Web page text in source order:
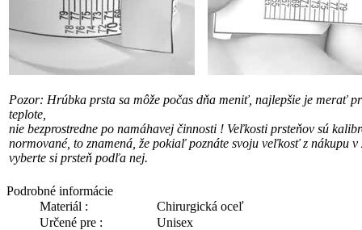
Pozor: Hrúbka prsta sa môže počas dňa meniť, najlepšie je merať
teplote,
nie bezprostredne po namáhavej činnosti ! Veľkosti prsteňov sú
normované, to znamená, že pokiaľ poznáte svoju veľkosťz nákupu v
vyberte si prsteň podľa nej.
Podrobné informácie
Materiál :
Chirurgická oceľ
Určené pre :
Unisex